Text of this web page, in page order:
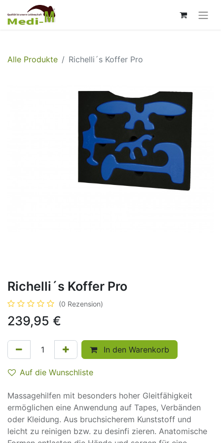
Alle Produkte Richelli´s Koffer Pro
Richelli´s Koffer Pro
(0 Rezension)
239,95 €
In den Warenkorb
Auf die Wunschliste
Massagehilfen mit besonders hoher Gleitfähigkeit
ermöglichen eine Anwendung auf Tapes, Verbänden
oder Kleidung. Aus bruchsicherem Kunststoff und
leicht zu reinigen bzw. zu desinfi zieren. Anatomische